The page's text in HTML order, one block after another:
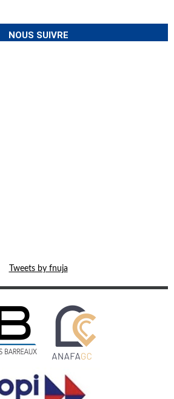
NOUS SUIVRE
Tweets by fnuja